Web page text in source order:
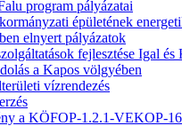
program pályázatai
épületének
elnyert pályázatok
fejlesztése Igal és
a Kapos völgyében
vízrendezés
a KÖFOP-1.2.1-VEKOP-